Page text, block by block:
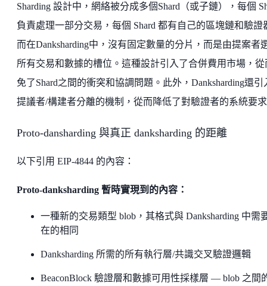
Sharding 設計中，網絡被分成多個Shard（或子鏈），每個
負責處理一部分交易，每個 Shard 都有自己的區塊鏈和驗證
而在Danksharding中，沒有固定數量的分片，而是由提案者
所有交易和數據的槽位。這種設計引入了合併費用市場，從
免了Shard之間的衝突和協調問題。此外，Danksharding還引
提議者/構建者分離的機制，從而降低了對驗證者的系統要
Proto-dansharding 與真正 danksharding 的距離
以下引用 EIP-4844 的內容：
Proto-danksharding 暫時實現到的內容：
一種新的交易類型 blob，其格式與 Danksharding 中需
在的相同
Danksharding 所需的所有執行層/共識交叉驗證邏輯
BeaconBlock 驗證層和數據可用性採樣層 — blob 之間